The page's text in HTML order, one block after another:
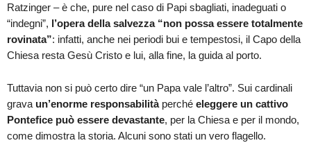
Ratzinger – è che, pure nel caso di Papi sbagliati, inadeguati o
“indegni”, l’opera della salvezza “non possa essere totalmente
rovinata”: infatti, anche nei periodi bui e tempestosi, il Capo della
Chiesa resta Gesù Cristo e lui, alla fine, la guida al porto.
Tuttavia non si può certo dire “un Papa vale l’altro”. Sui cardinali
grava un’enorme responsabilitàperché eleggere un cattivo
Pontefice può essere devastante, per la Chiesa e per il mondo,
come dimostra la storia. Alcuni sono stati un vero flagello.